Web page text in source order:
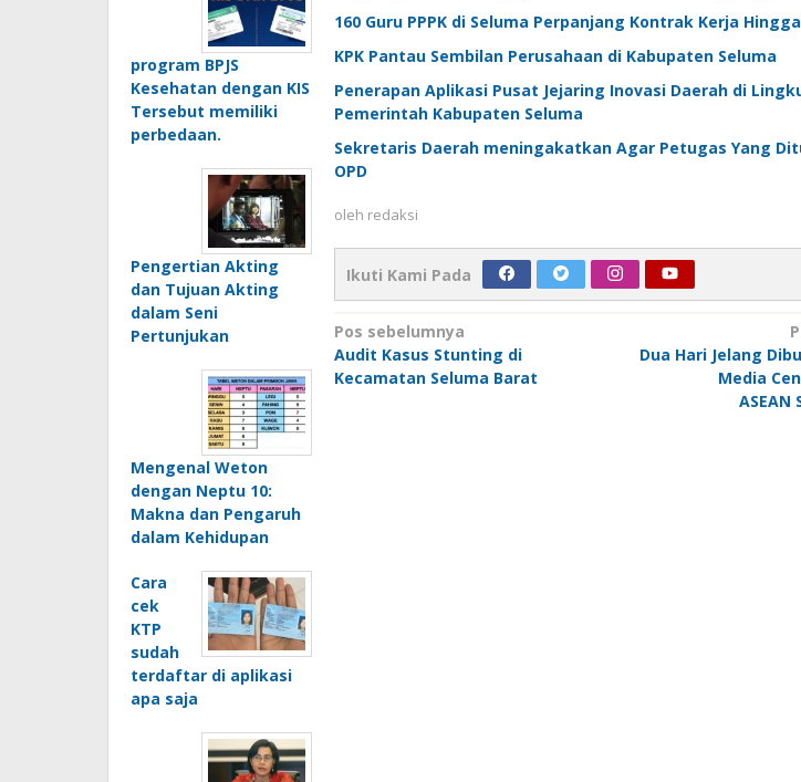
program BPJS
Kesehatan dengan KIS
Tersebut memiliki
perbedaan.
Pengertian Akting
dan Tujuan Akting
dalam Seni
Pertunjukan
Mengenal Weton
dengan Neptu 10:
Makna dan Pengaruh
dalam Kehidupan
Cara
cek
KTP
sudah
terdaftar di aplikasi
apa saja
160 Guru PPPK di Seluma Perpanjang Kontrak Kerja
KPK Pantau Sembilan Perusahaan di Kabupaten Seluma
Penerapan Aplikasi Pusat Jejaring Inovasi Daerah di
Pemerintah Kabupaten Seluma
Sekretaris Daerah meningakatkan Agar Petugas Yang
OPD
oleh redaksi
Ikuti Kami Pada
Navigasi
pos
Pos sebelumnya
Audit Kasus Stunting di
Kecamatan Seluma Barat
Dua Hari Jelang
Media
ASEAN